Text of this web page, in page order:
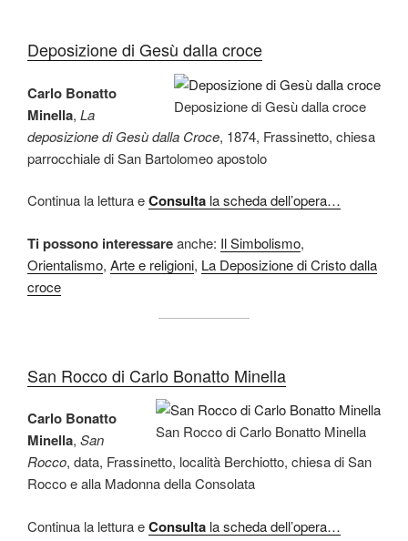
Deposizione di Gesù dalla croce
Deposizione di Gesù dalla croce
Carlo Bonatto
Minella, La
deposizione di Gesù dalla Croce, 1874, Frassinetto, chiesa
parrocchiale di San Bartolomeo apostolo
Continua la lettura eConsulta la scheda dell’opera…
Ti possono interessareanche: Il Simbolismo,
Orientalismo, Arte e religioni, La Deposizione di Cristo dalla
croce
San Rocco di Carlo Bonatto Minella
San Rocco di Carlo Bonatto Minella
Carlo Bonatto
Minella, San
Rocco, data, Frassinetto, località Berchiotto, chiesa di San
Rocco e alla Madonna della Consolata
Continua la lettura eConsulta la scheda dell’opera…